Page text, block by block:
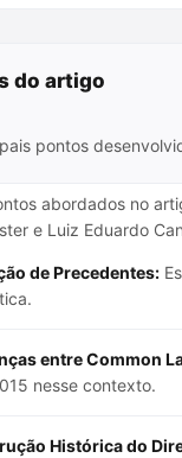
do artigo
pontos
abordados no
e Luiz Eduardo
de Precedentes:
entre Common
nesse contexto.
Histórica do